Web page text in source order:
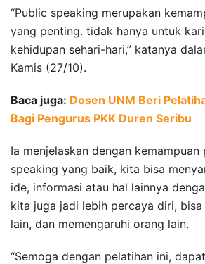
“Public speaking merupakan
yang penting. tidak hanya untuk
kehidupan sehari-hari,” katanya
Kamis (27/10).
Baca juga: Dosen UNM Beri
Bagi Pengurus PKK Duren Seribu
Ia menjelaskan dengan kemampuan
speaking yang baik, kita bisa
ide, informasi atau hal lainnya
kita juga jadi lebih percaya diri,
lain, dan memengaruhi orang lain.
“Semoga dengan pelatihan ini,